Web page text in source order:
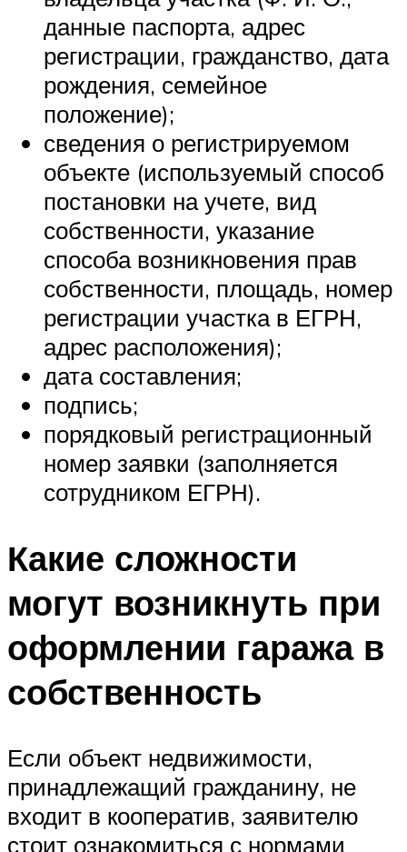
данные паспорта, адрес
регистрации, гражданство, дата
рождения, семейное
положение);
сведения о регистрируемом
объекте (используемый способ
постановки на учете, вид
собственности, указание
способа возникновения прав
собственности, площадь, номер
регистрации участка в ЕГРН,
адрес расположения);
дата составления;
подпись;
порядковый регистрационный
номер заявки (заполняется
сотрудником ЕГРН).
Какие сложности
могут возникнуть при
оформлении гаража в
собственность
Если объект недвижимости,
принадлежащий гражданину, не
входит в кооператив, заявителю
стоит ознакомиться с нормами